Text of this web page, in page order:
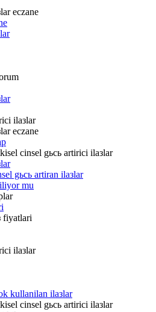
eczane
ilaзlar
eczane
cinsel gьcь artirici ilaзlar
gьcь artiran ilaзlar
mu
fiyatlari
ilaзlar
kullanilan ilaзlar
cinsel gьcь artirici ilaзlar